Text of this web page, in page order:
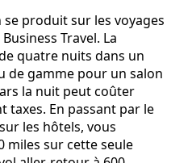
produit sur les voyages
Travel. La
quatre nuits dans un
de gamme pour un salon
la nuit peut coûter
taxes. En passant par le
les hôtels, vous
miles sur cette seule